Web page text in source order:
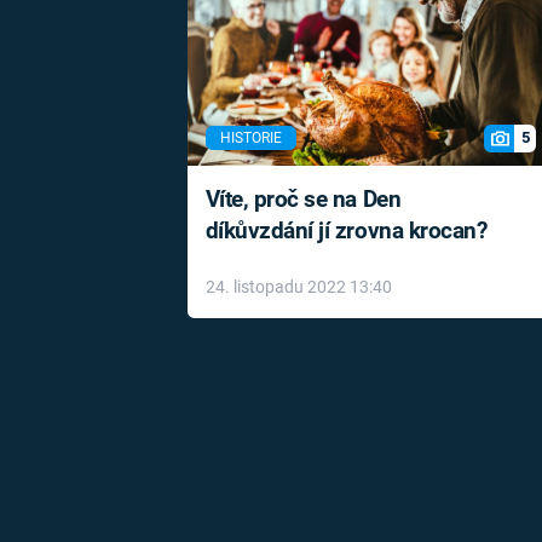
HISTORIE 5
Víte, proč se na Den
díkůvzdání jí zrovna krocan?
24. listopadu 2022 13:40